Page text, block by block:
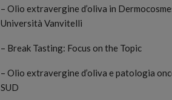
– Olio extravergine d’oliva in
Università Vanvitelli
– Break Tasting: Focus on the Topic
– Olio extravergine d’oliva e patologia
SUD